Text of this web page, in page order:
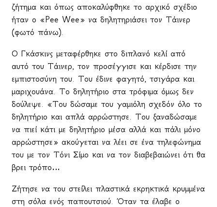
ζήτημα και όπως αποκαλύφθηκε το αρχικό σχέδιο
ήταν ο «Pee Wee» να δηλητηριάσει τον Τάινερ
(φωτό πάνω).
Ο Γκάσκινς μεταφέρθηκε στο διπλανό κελί από
αυτό του Τάινερ, τον προσέγγισε και κέρδισε την
εμπιστοσύνη του. Του έδινε φαγητό, τσιγάρα και
μαριχουάνα. Το δηλητήριο στα τρόφιμα όμως δεν
δούλεψε. «Του δώσαμε του γαμιόλη σχεδόν όλο το
δηλητήριο και απλά αρρώστησε. Του ξαναδώσαμε
να πιεί κάτι με δηλητήριο μέσα αλλά και πάλι μόνο
αρρώστησε» ακούγεται να λέει σε ένα τηλεφώνημα
του με τον Τόνι Σίμο και να τον διαβεβαιώνει ότι θα
βρει τρόπο…
Ζήτησε να του στείλει πλαστικά εκρηκτικά κρυμμένα
στη σόλα ενός παπουτσιού. Όταν τα έλαβε ο